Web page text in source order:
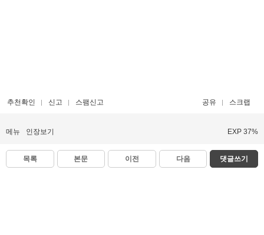
추천확인 신고 스팸신고 공유 스크랩
메뉴 인장보기 EXP 37%
목록 본문 이전 다음 댓글쓰기